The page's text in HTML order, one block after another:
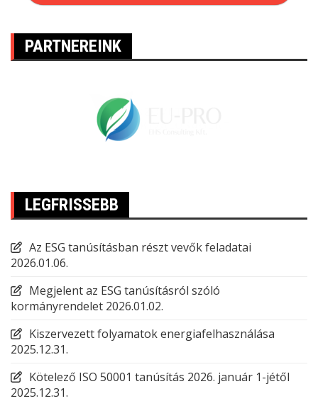
PARTNEREINK
LEGFRISSEBB
Az ESG tanúsításban részt vevők feladatai
2026.01.06.
Megjelent az ESG tanúsításról szóló
kormányrendelet 2026.01.02.
Kiszervezett folyamatok energiafelhasználása
2025.12.31.
Kötelező ISO 50001 tanúsítás 2026. január 1-jétől
2025.12.31.